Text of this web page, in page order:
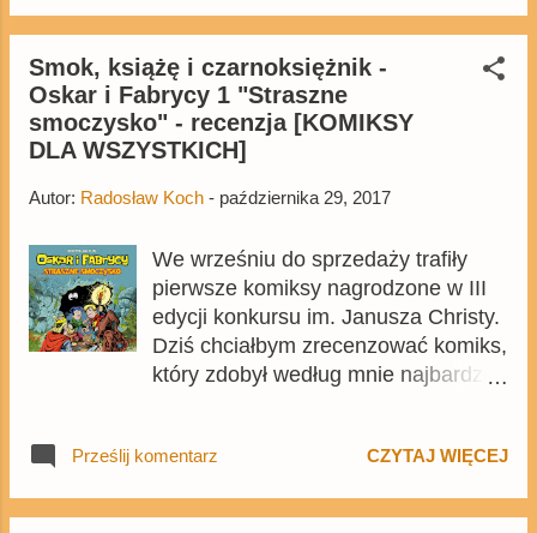
Smok, książę i czarnoksiężnik -
Oskar i Fabrycy 1 "Straszne
smoczysko" - recenzja [KOMIKSY
DLA WSZYSTKICH]
Autor: Radosław Koch - października 29, 2017
We wrześniu do sprzedaży trafiły
pierwsze komiksy nagrodzone w III
edycji konkursu im. Janusza Christy.
Dziś chciałbym zrecenzować komiks,
który zdobył według mnie najbardziej
Janusza Christy". Czas na opowieść
się w średniowieczne czasy - Oskar i
Prześlij komentarz CZYTAJ WIĘCEJ